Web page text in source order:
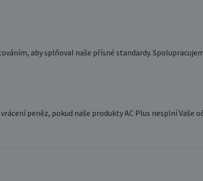
aby splňoval naše přísné standardy.
peněz, pokud naše produkty AC Plus nesplní Vaše